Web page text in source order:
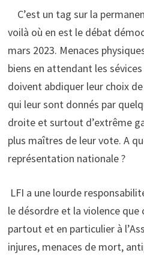
C’est un tag sur la
voilà où en est le débat
mars 2023. Menaces
biens en attendant les
doivent abdiquer leur choix
qui leur sont donnés par
droite et surtout d’extrême
plus maîtres de leur vote. A
représentation nationale ?
LFI a une lourde
le désordre et la violence que
partout et en particulier à
injures, menaces de mort,